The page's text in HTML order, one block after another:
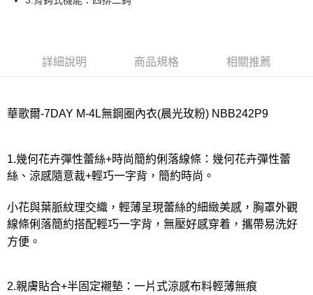
每筆NT$80，滿NT$1,000(含以上)免運費
離島
付款後門市自取
每筆NT$80，滿NT$1,000(含以上)免運費
詳細說明 商品規格 相關推薦
華歌爾-7DAY M-4L無鋼圈內衣(晨光玫粉) NBB242P9
1.幾何花卉彈性蕾絲+時尚簡約俐落線條：幾何花卉彈性蕾
絲、涼感隨意裁+輕巧一字背，簡約時尚。
小花與葉脈紋理交織，輕薄呈現蕾絲的細緻美感，胸罩外觀
線條俐落簡約搭配輕巧一字背，無壓好感穿着，攜帶易洗好
方便。
2.親膚貼合+半固定襯墊：一片式涼感布料輕薄無痕